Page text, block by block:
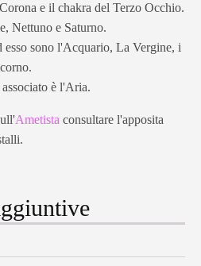
e il chakra del Terzo Occhio.
Nettuno e Saturno.
esso sono l'Acquario, La Vergine, i
è l'Aria.
Ametista consultare l'apposita